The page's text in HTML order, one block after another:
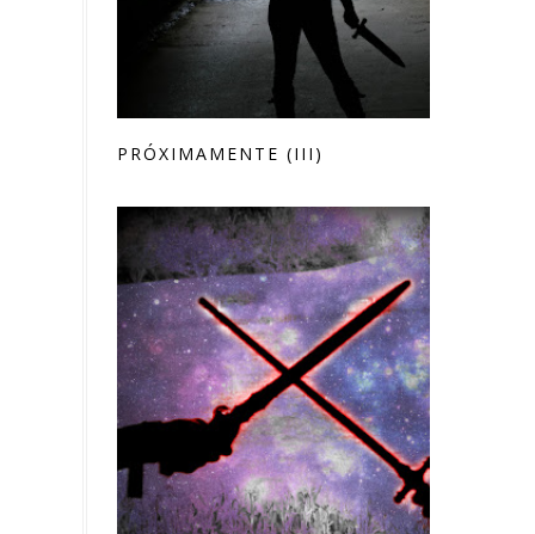
PRÓXIMAMENTE (III)